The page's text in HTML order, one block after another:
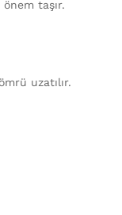
taşır.
uzatılır.